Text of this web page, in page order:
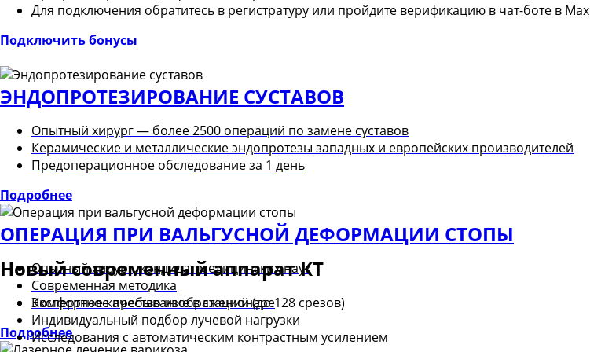
Для подключения обратитесь в регистратуру или пройдите верификацию в чат-боте в Max
Подключить бонусы
ЭНДОПРОТЕЗИРОВАНИЕ СУСТАВОВ
Опытный хирург — более 2500 операций по замене суставов
Керамические и металлические эндопротезы западных и европейских производителей
Предоперационное обследование за 1 день
Подробнее
ОПЕРАЦИЯ ПРИ ВАЛЬГУСНОЙ ДЕФОРМАЦИИ СТОПЫ
Опытный хирург, кандидат медицинских наук
Современная методика
Комфортное пребывание в стационаре
Подробнее
Новый современный аппарат КТ
Экспертное качество изображений (до 128 срезов)
Индивидуальный подбор лучевой нагрузки
Исследования с автоматическим контрастным усилением